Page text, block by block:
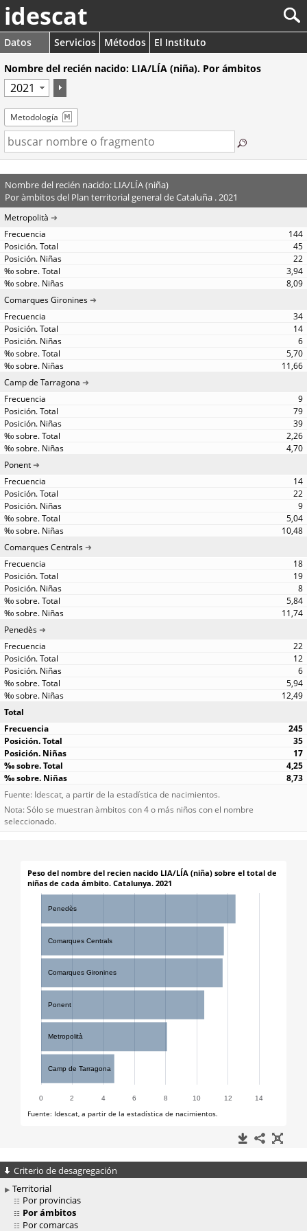
idescat
Datos Servicios Métodos
El Instituto
Nombre del recién nacido: LIA/LÍA (niña). Por ámbitos
Metodología
Nombre del recién nacido: LIA/LÍA (niña)
Por àmbitos del Plan territorial general de Cataluña . 2021
Metropolità
144
45
22
3,94
8,09
Comarques Gironines
34
14
6
5,70
11,66
Camp de Tarragona
9
79
39
2,26
4,70
Ponent
14
22
9
5,04
10,48
Comarques Centrals
18
19
8
5,84
11,74
Penedès
22
12
6
5,94
12,49
Total
245
35
17
4,25
8,73
Fuente: Idescat, a partir de la estadística de nacimientos.
Nota: Sólo se muestran àmbitos con 4 o más niños con el nombre
seleccionado.
Criterio de desagregación
Territorial
Por provincias
Por ámbitos
Por comarcas